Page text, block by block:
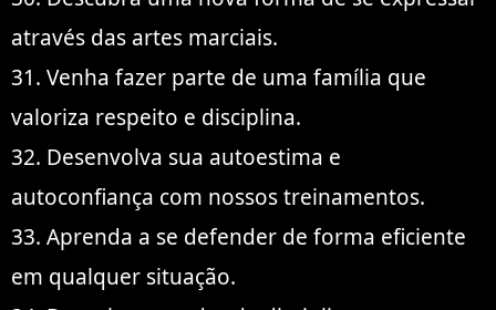
através das artes marciais.
31. Venha fazer parte de uma família que
valoriza respeito e disciplina.
32. Desenvolva sua autoestima e
autoconfiança com nossos treinamentos.
33. Aprenda a se defender de forma eficiente
em qualquer situação.